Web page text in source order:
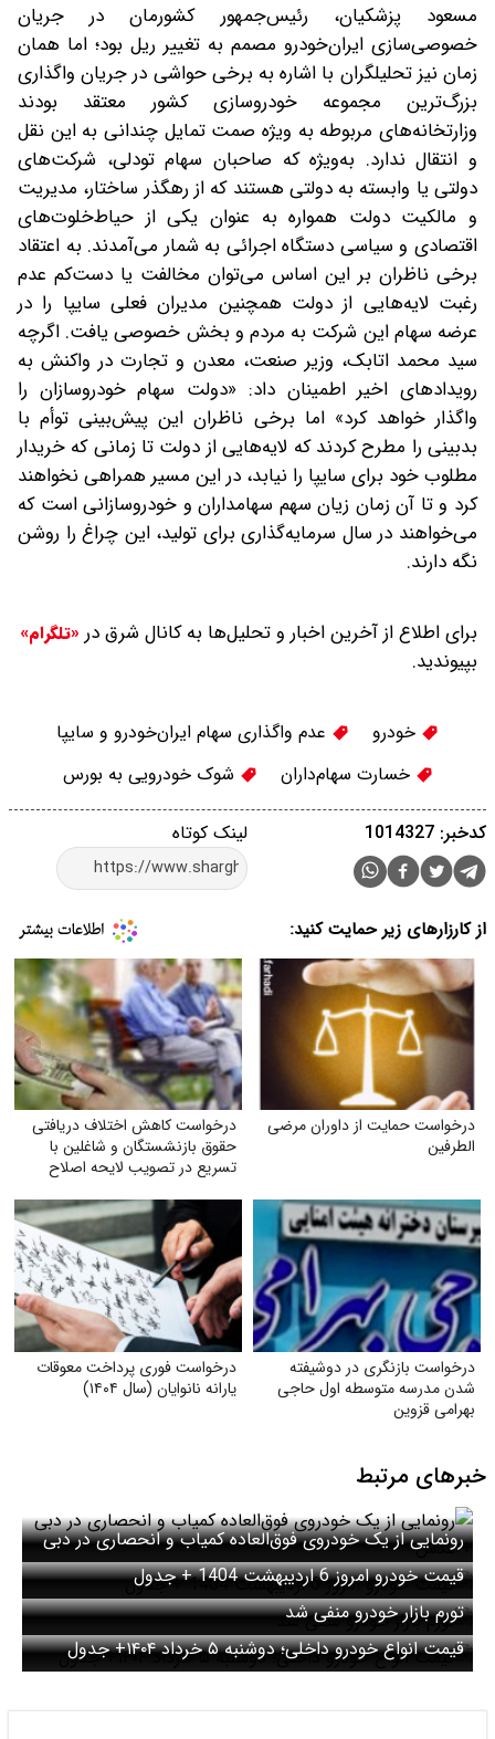
مسعود پزشکیان، رئیس‌جمهور کشورمان در جریان
خصوصی‌سازی ایران‌خودرو مصمم به تغییر ریل بود؛ اما همان
زمان نیز تحلیلگران با اشاره به برخی حواشی در جریان واگذاری
بزرگ‌ترین مجموعه خودروسازی کشور معتقد بودند
وزارتخانه‌های مربوطه به ویژه صمت تمایل چندانی به این نقل
و انتقال ندارد. به‌ویژه که صاحبان سهام تودلی، شرکت‌های
دولتی یا وابسته به دولتی هستند که از رهگذر ساختار، مدیریت
و مالکیت دولت همواره به عنوان یکی از حیاط‌خلوت‌های
اقتصادی و سیاسی دستگاه اجرائی به شمار می‌آمدند. به اعتقاد
برخی ناظران بر این اساس می‌توان مخالفت یا دست‌کم عدم
رغبت لایه‌هایی از دولت همچنین مدیران فعلی سایپا را در
عرضه سهام این شرکت به مردم و بخش خصوصی یافت. اگرچه
سید محمد اتابک، وزیر صنعت، معدن و تجارت در واکنش به
رویدادهای اخیر اطمینان داد: «دولت سهام خودروسازان را
واگذار خواهد کرد» اما برخی ناظران این پیش‌بینی توأم با
بدبینی را مطرح کردند که لایه‌هایی از دولت تا زمانی که خریدار
مطلوب خود برای سایپا را نیابد، در این مسیر همراهی نخواهند
کرد و تا آن زمان زیان سهم سهامداران و خودروسازانی است که
می‌خواهند در سال سرمایه‌گذاری برای تولید، این چراغ را روشن
نگه دارند.
برای اطلاع از آخرین اخبار و تحلیل‌ها به کانال شرق در «تلگرام»
بپیوندید.
خودرو
عدم واگذاری سهام ایران‌خودرو و سایپا
خسارت سهام‌داران
شوک خودرویی به بورس
لینک کوتاه کدخبر: 1014327
از کارزارهای زیر حمایت کنید:
درخواست حمایت از داوران مرضی
الطرفین
درخواست کاهش اختلاف دریافتی
حقوق بازنشستگان و شاغلین با
تسریع در تصویب لایحه اصلاح
درخواست بازنگری در دوشیفته
شدن مدرسه متوسطه اول حاجی
بهرامی قزوین
درخواست فوری پرداخت معوقات
یارانه نانوایان (سال ۱۴۰۴)
خبرهای مرتبط
رونمایی از یک خودروی فوق‌العاده کمیاب و انحصاری در دبی
+ عکس
قیمت خودرو امروز 6 اردیبهشت 1404 + جدول
تورم بازار خودرو منفی شد
قیمت انواع خودرو داخلی؛ دوشنبه ۵ خرداد ۱۴۰۴+ جدول